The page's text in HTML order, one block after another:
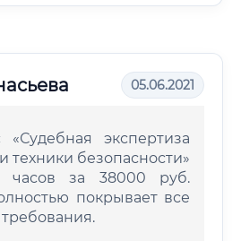
05.06.2021
экспертиза
техники безопасности»
часов за 38000 руб.
покрывает все